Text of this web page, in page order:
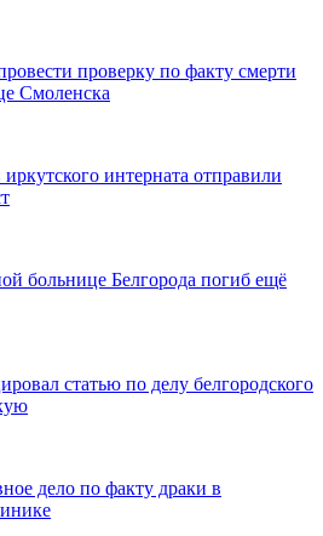
проверку по факту смерти
Смоленска
интерната отправили
больнице Белгорода погиб ещё
статью по делу белгородского
дело по факту драки в